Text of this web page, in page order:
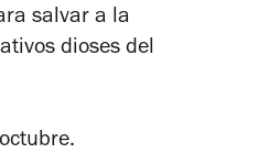
salvar a la
dioses del